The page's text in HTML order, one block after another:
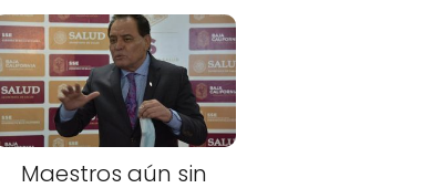
Maestros aún sin